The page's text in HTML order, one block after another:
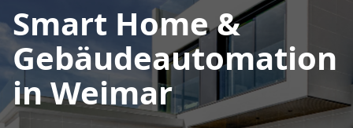
Smart Home &
Gebäudeautomation
in Weimar